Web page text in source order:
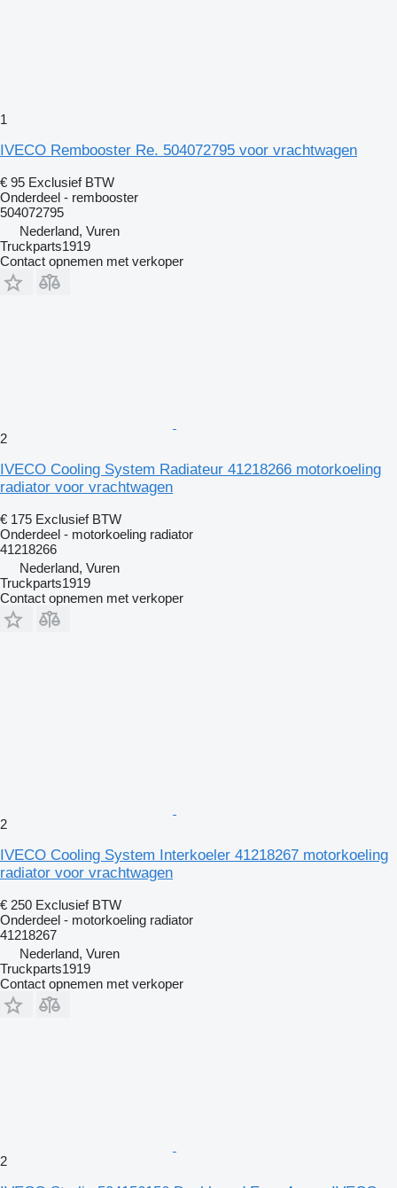
1
IVECO Rembooster Re. 504072795 voor vrachtwagen
€ 95 Exclusief BTW
Onderdeel - rembooster
504072795
Nederland, Vuren
Truckparts1919
Contact opnemen met verkoper
2
IVECO Cooling System Radiateur 41218266 motorkoeling
radiator voor vrachtwagen
€ 175 Exclusief BTW
Onderdeel - motorkoeling radiator
41218266
Nederland, Vuren
Truckparts1919
Contact opnemen met verkoper
2
IVECO Cooling System Interkoeler 41218267 motorkoeling
radiator voor vrachtwagen
€ 250 Exclusief BTW
Onderdeel - motorkoeling radiator
41218267
Nederland, Vuren
Truckparts1919
Contact opnemen met verkoper
2